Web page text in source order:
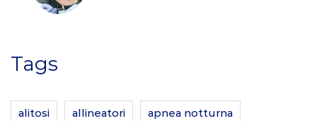
Tags
alitosi allineatori apnea notturna